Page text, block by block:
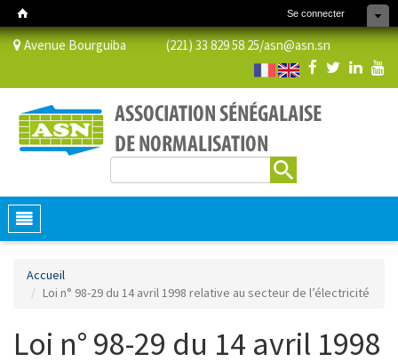
Se connecter
Avenue Bourguiba (221) 33 829 58 25/asn@asn.sn
Formulaire de recherche
Toggle
navigation
Accueil
Loi n° 98-29 du 14 avril 1998 relative au secteur de l’électricité
Loi n° 98-29 du 14 avril 1998